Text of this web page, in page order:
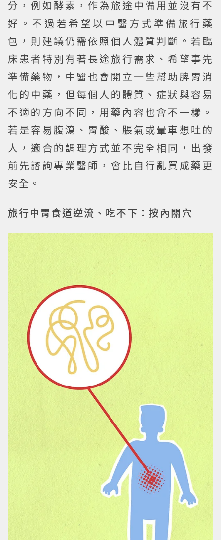
分，例如酵素，作為旅途中備用並沒有不
好。不過若希望以中醫方式準備旅行藥
包，則建議仍需依照個人體質判斷。若臨
床患者特別有著長途旅行需求、希望事先
準備藥物，中醫也會開立一些幫助脾胃消
化的中藥，但每個人的體質、症狀與容易
不適的方向不同，用藥內容也會不一樣。
若是容易腹瀉、胃酸、脹氣或暈車想吐的
人，適合的調理方式並不完全相同，出發
前先諮詢專業醫師，會比自行亂買成藥更
安全。
旅行中胃食道逆流、吃不下：按內關穴